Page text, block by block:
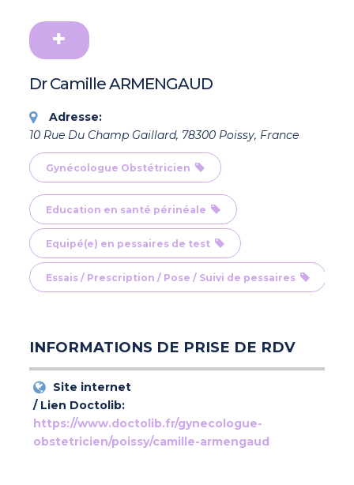
Dr Camille ARMENGAUD
Adresse:
10 Rue Du Champ Gaillard, 78300 Poissy, France
Gynécologue Obstétricien
Education en santé périnéale
Equipé(e) en pessaires de test
Essais / Prescription / Pose / Suivi de pessaires
INFORMATIONS DE PRISE DE RDV
Site internet
/ Lien Doctolib:
https://www.doctolib.fr/gynecologue-
obstetricien/poissy/camille-armengaud